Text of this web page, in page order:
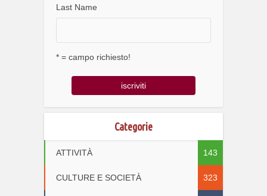
Last Name
* = campo richiesto!
Categorie
ATTIVITÀ 143
CULTURE E SOCIETÀ 323